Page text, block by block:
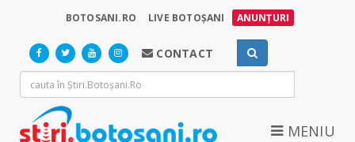
BOTOSANI.RO LIVE BOTOȘANI ANUNȚURI
CONTACT
MENIU